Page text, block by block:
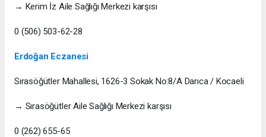
→ Kerim İz Aile Sağlığı Merkezi karşısı
0 (506) 503-62-28
Erdoğan Eczanesi
Sırasöğütler Mahallesi, 1626-3 Sokak No:8/A Darıca / Kocaeli
→ Sırasöğütler Aile Sağlığı Merkezi karşısı
0 (262) 655-65